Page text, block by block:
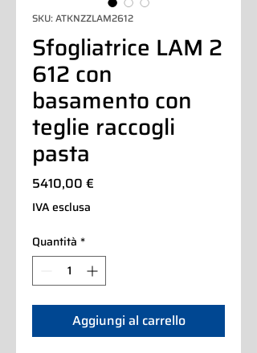
SKU: ATKNZZLAM2612
Sfogliatrice LAM 2
612 con
basamento con
teglie raccogli
pasta
5410,00 €
IVA esclusa
Quantità *
Aggiungi al carrello